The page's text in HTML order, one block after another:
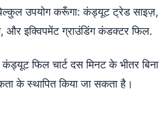
उपयोग करूँगा: कंड्यूट ट्रेड साइज़,
और इक्विपमेंट ग्राउंडिंग कंडक्टर फिल.
कंड्यूट फिल चार्ट दस मिनट के भीतर बिना
के स्थापित किया जा सकता है।